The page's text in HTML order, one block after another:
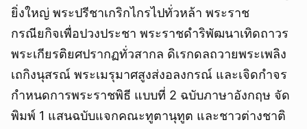
ยิ่งใหญ่ พระปรีชาเกริกไกรไปทั่วหล้า พระราช
กรณียกิจเพื่อปวงประชา พระราชดำริพัฒนาเทิดถาวร
พระเกียรติยศปรากฏทั่วสากล ดิเรกดลถวายพระเพลิง
เถกิงนุสรณ์ พระเมรุมาศสูงส่งอลงกรณ์ และเจิดกำจร
กำหนดการพระราชพิธี แบบที่ 2 ฉบับภาษาอังกฤษ จัด
พิมพ์ 1 แสนฉบับแจกคณะทูตานุทูต และชาวต่างชาติ